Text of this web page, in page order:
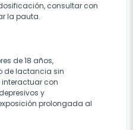
consultar con
la pauta.
de 18 años,
de lactancia sin
interactuar con
y
prolongada al